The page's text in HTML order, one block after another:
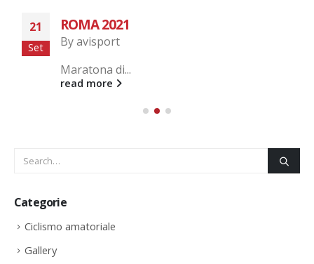
21
Set
ROMA 2021
Byavisport
Maratona di...
read more
Categorie
Ciclismo amatoriale
Gallery